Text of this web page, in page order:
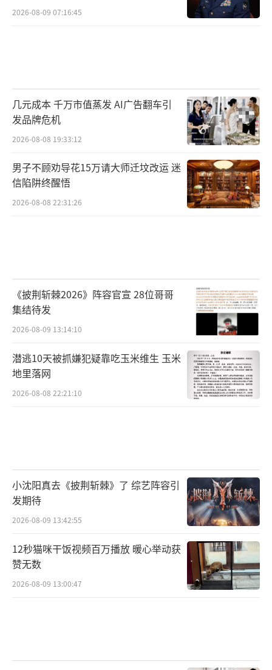
2026-08-09 07:16:45
几元成本 千万市值蒸发 AI广告翻车引
发品牌危机
2026-08-08 19:33:12
男子不顾劝导花15万请大师迁坟改运 迷
信陷阱终醒悟
2026-08-08 22:31:26
《披荆斩棘2026》阵容官宣 28位哥哥
集结待发
2026-08-09 13:14:10
潜逃10天被抓嫌犯疑靠吃玉米维生 玉米
地里落网
2026-08-08 22:21:10
小沈阳真去《披荆斩棘》了 综艺阵容引
发期待
2026-08-09 13:42:55
12秒猫咪干饭视频百万播放 暖心举动获
赞无数
2026-08-09 13:00:47